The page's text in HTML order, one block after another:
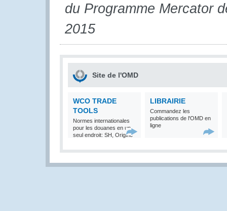
du Programme Mercator
2015
Site de l'OMD
WCO TRADE
TOOLS
Normes internationales
pour les douanes en un
seul endroit: SH, Origine
LIBRAIRIE
Commandez les
publications de l'OMD en
ligne